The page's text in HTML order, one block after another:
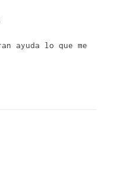
ayuda lo que me